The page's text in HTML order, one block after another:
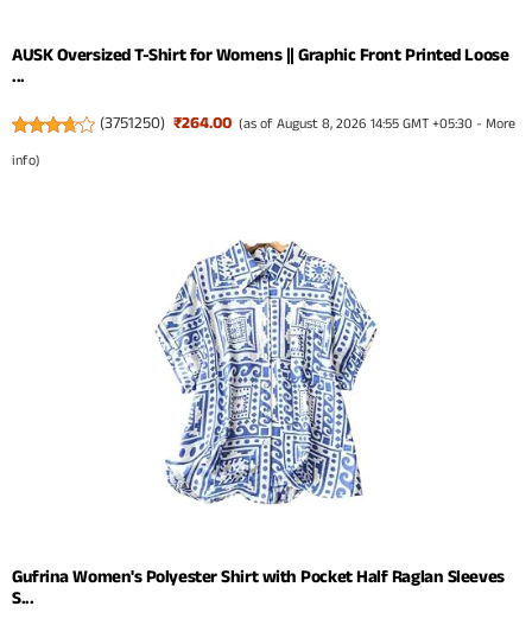
AUSK Oversized T-Shirt for Womens || Graphic Front Printed Loose
...
(3751250) ₹264.00 (as of August 8, 2026 14:55 GMT +05:30 -More
info)
Gufrina Women's Polyester Shirt with Pocket Half Raglan Sleeves
S...